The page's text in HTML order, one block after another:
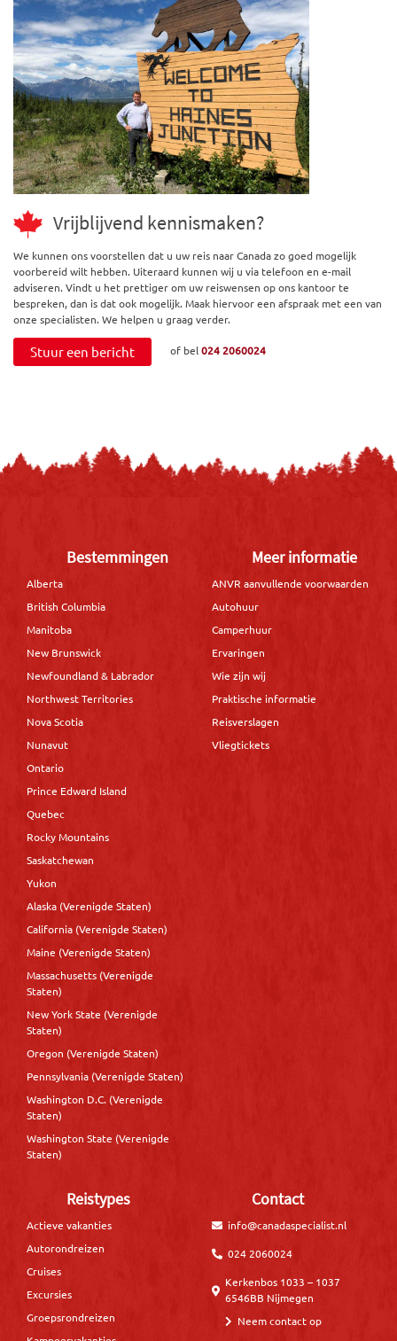
Vrijblijvend kennismaken?
We kunnen ons voorstellen dat u uw reis naar Canada zo goed mogelijk
voorbereid wilt hebben. Uiteraard kunnen wij u via telefoon en e-mail
adviseren. Vindt u het prettiger om uw reiswensen op ons kantoor te
bespreken, dan is dat ook mogelijk. Maak hiervoor een afspraak met een van
onze specialisten. We helpen u graag verder.
Stuur een bericht of bel024 2060024
Bestemmingen
Alberta
British Columbia
Manitoba
New Brunswick
Newfoundland & Labrador
Northwest Territories
Nova Scotia
Nunavut
Ontario
Prince Edward Island
Quebec
Rocky Mountains
Saskatchewan
Yukon
Alaska (Verenigde Staten)
California (Verenigde Staten)
Maine (Verenigde Staten)
Massachusetts (Verenigde
Staten)
New York State (Verenigde
Staten)
Oregon (Verenigde Staten)
Pennsylvania (Verenigde Staten)
Washington D.C. (Verenigde
Staten)
Washington State (Verenigde
Staten)
Meer informatie
ANVR aanvullende voorwaarden
Autohuur
Camperhuur
Ervaringen
Wie zijn wij
Praktische informatie
Reisverslagen
Vliegtickets
Reistypes
Actieve vakanties
Autorondreizen
Cruises
Excursies
Groepsrondreizen
Contact
info@canadaspecialist.nl
024 2060024
Kerkenbos 1033 – 1037
6546BB Nijmegen
Neem contact op